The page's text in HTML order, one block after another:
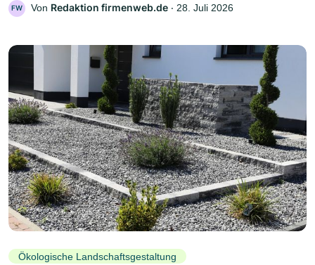
FW Von Redaktion firmenweb.de ‧ 28. Juli 2026
Ökologische Landschaftsgestaltung